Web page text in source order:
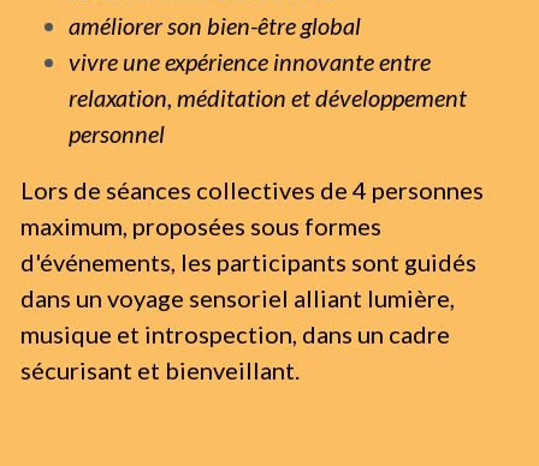
améliorer son bien-être global
vivre une expérience innovante entre
relaxation, méditation et développement
personnel
Lors de séances collectives de 4 personnes
maximum, proposées sous formes
d'événements, les participants sont guidés
dans un voyage sensoriel alliant lumière,
musique et introspection, dans un cadre
sécurisant et bienveillant.